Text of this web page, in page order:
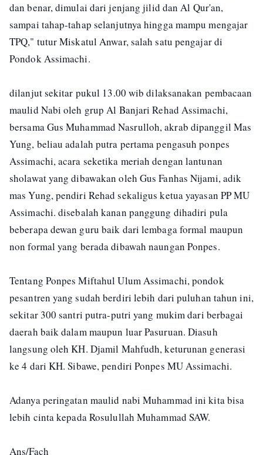
dan benar, dimulai dari jenjang jilid dan Al Qur'an,
sampai tahap-tahap selanjutnya hingga mampu mengajar
TPQ," tutur Miskatul Anwar, salah satu pengajar di
Pondok Assimachi.
dilanjut sekitar pukul 13.00 wib dilaksanakan pembacaan
maulid Nabi oleh grup Al Banjari Rehad Assimachi,
bersama Gus Muhammad Nasrulloh, akrab dipanggil Mas
Yung, beliau adalah putra pertama pengasuh ponpes
Assimachi, acara seketika meriah dengan lantunan
sholawat yang dibawakan oleh Gus Fanhas Nijami, adik
mas Yung, pendiri Rehad sekaligus ketua yayasan PP MU
Assimachi. disebalah kanan panggung dihadiri pula
beberapa dewan guru baik dari lembaga formal maupun
non formal yang berada dibawah naungan Ponpes.
Tentang Ponpes Miftahul Ulum Assimachi, pondok
pesantren yang sudah berdiri lebih dari puluhan tahun ini,
sekitar 300 santri putra-putri yang mukim dari berbagai
daerah baik dalam maupun luar Pasuruan. Diasuh
langsung oleh KH. Djamil Mahfudh, keturunan generasi
ke 4 dari KH. Sibawe, pendiri Ponpes MU Assimachi.
Adanya peringatan maulid nabi Muhammad ini kita bisa
lebih cinta kepada Rosulullah Muhammad SAW.
Ans/Fach